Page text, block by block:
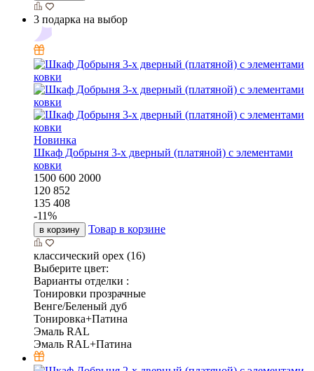
3 подарка на выбор
Новинка
Шкаф Добрыня 3-х дверный (платяной) с элементами
ковки
1500 600 2000
120 852
135 408
-11%
в корзину Товар в корзине
классический орех (16)
Выберите цвет:
Варианты отделки :
Тонировки прозрачные
Венге/Беленый дуб
Тонировка+Патина
Эмаль RAL
Эмаль RAL+Патина